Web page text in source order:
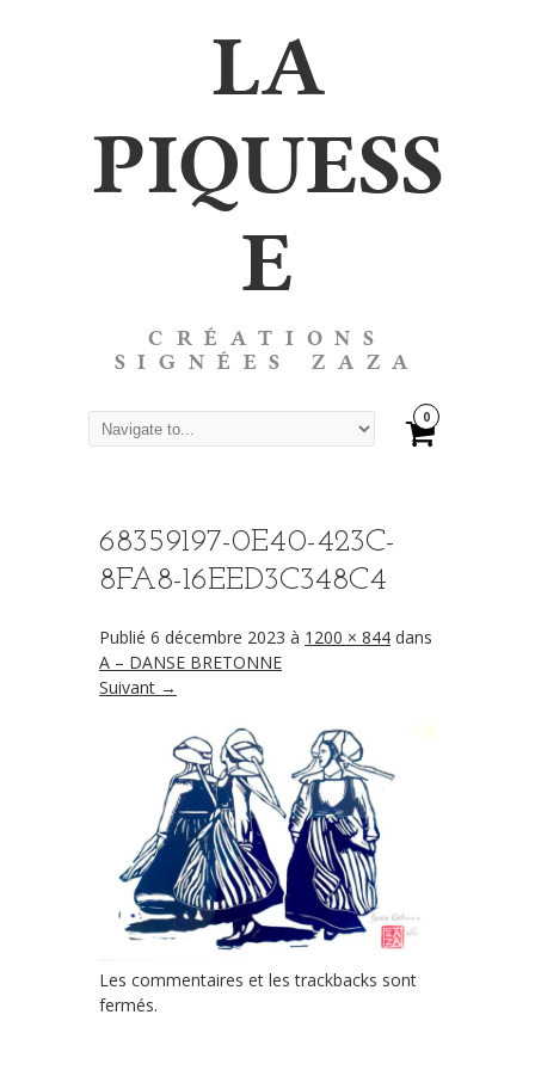
LA
PIQUESS
E
CRÉATIONS
SIGNÉES ZAZA
0
68359197-0E40-423C-
8FA8-16EED3C348C4
Publié 6 décembre 2023 à 1200 × 844 dans
A – DANSE BRETONNE
Suivant →
Les commentaires et les trackbacks sont
fermés.